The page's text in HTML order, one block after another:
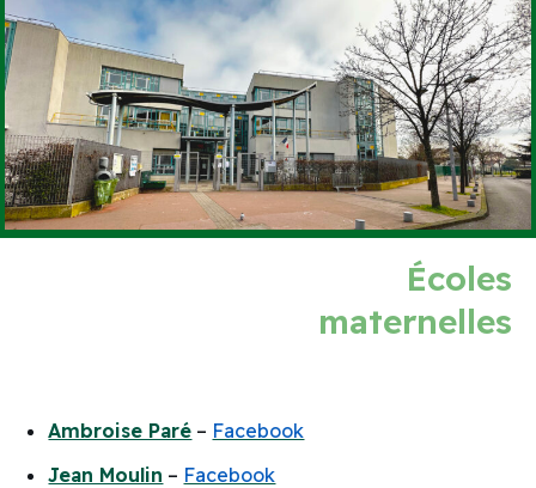
Écoles
maternelles
Ambroise Paré – Facebook
Jean Moulin – Facebook